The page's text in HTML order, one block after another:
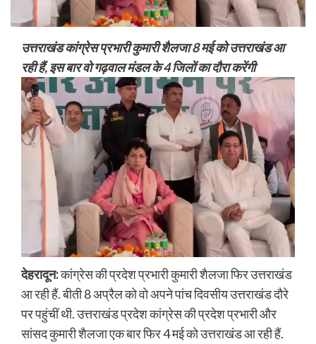
उत्तराखंड कांग्रेस प्रभारी कुमारी शैलजा 8 मई को उत्तराखंड आ
रही हैं, इस बार वो गढ़वाल मंडल के 4 जिलों का दौरा करेंगी
देहरादून:कांग्रेस की प्रदेश प्रभारी कुमारी शैलजा फिर उत्तराखंड
आ रही हैं. बीती 8 अप्रैल को वो अपने पांच दिवसीय उत्तराखंड दौरे
पर पहुंचीं थी. उत्तराखंड प्रदेश कांग्रेस की प्रदेश प्रभारी और
सांसद कुमारी शैलजा एक बार फिर 4 मई को उत्तराखंड आ रही हैं.